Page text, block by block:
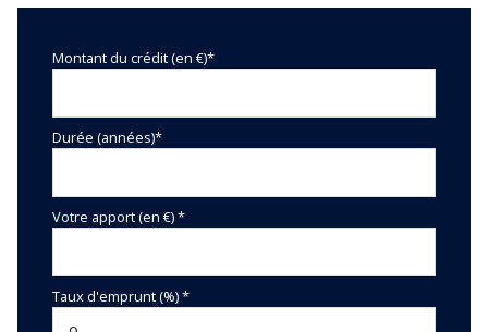
Montant du crédit (en €)*
Durée (années)*
Votre apport (en €) *
Taux d'emprunt (%) *